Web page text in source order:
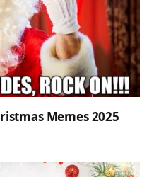
Memes 2025